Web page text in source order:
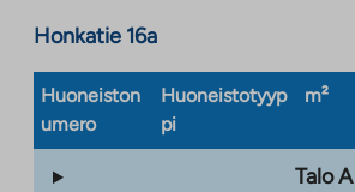
Honkatie 16a
Huoneiston
umero
Huoneistotyyp
pi
m²
Talo A